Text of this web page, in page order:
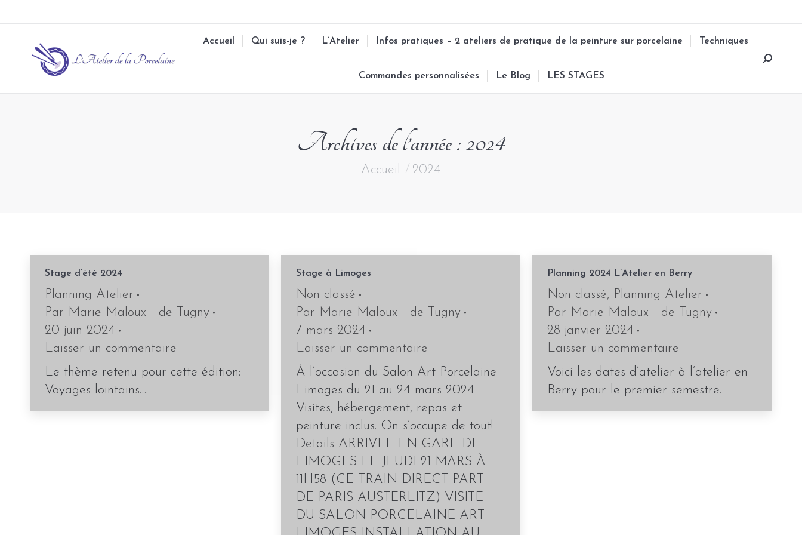
Accueil Qui suis-je ? L’Atelier Infos pratiques – 2 ateliers de pratique de la peinture sur porcelaine Techniques
Commandes personnalisées Le Blog LES STAGES
Search:
Archives de l’année :2024
Vous êtes ici :
Accueil 2024
Stage d’été 2024
Planning Atelier
Par Marie Maloux - de Tugny
20 juin 2024
Laisser un commentaire
Le thème retenu pour cette édition:
Voyages lointains….
Stage à Limoges
Non classé
Par Marie Maloux - de Tugny
7 mars 2024
Laisser un commentaire
À l’occasion du Salon Art Porcelaine
Limoges du 21 au 24 mars 2024
Visites, hébergement, repas et
peinture inclus. On s’occupe de tout!
Details ARRIVEE EN GARE DE
LIMOGES LE JEUDI 21 MARS À
11H58 (CE TRAIN DIRECT PART
DE PARIS AUSTERLITZ) VISITE
DU SALON PORCELAINE ART
Planning 2024 L’Atelier en Berry
Non classé, Planning Atelier
Par Marie Maloux - de Tugny
28 janvier 2024
Laisser un commentaire
Voici les dates d’atelier à l’atelier en
Berry pour le premier semestre.